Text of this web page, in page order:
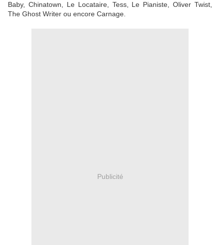
Baby, Chinatown, Le Locataire, Tess, Le Pianiste, Oliver Twist,
The Ghost Writer ou encore Carnage.
Publicité